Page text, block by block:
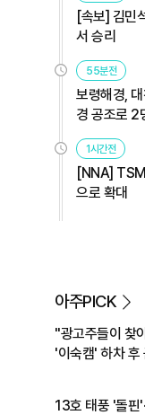
[속보] 김민
서 승리
55분전
보령해경,
경 공조로 2
1시간전
[NNA]
으로 확대
아주PICK
"광고주들이 찾
'이숙캠' 하차 후
13호 태풍 '돌핀